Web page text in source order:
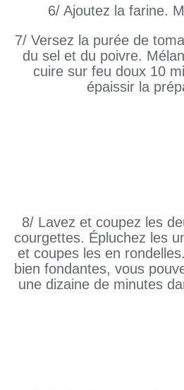
6/ Ajoutez la farine.
7/ Versez la purée de
du sel et du poivre.
cuire sur feu doux 10
épaissir la
8/ Lavez et coupez les
courgettes. Épluchez les
et coupes les en
bien fondantes, vous
une dizaine de minutes